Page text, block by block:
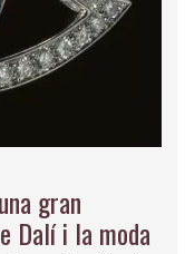
gran
Dalí i la moda